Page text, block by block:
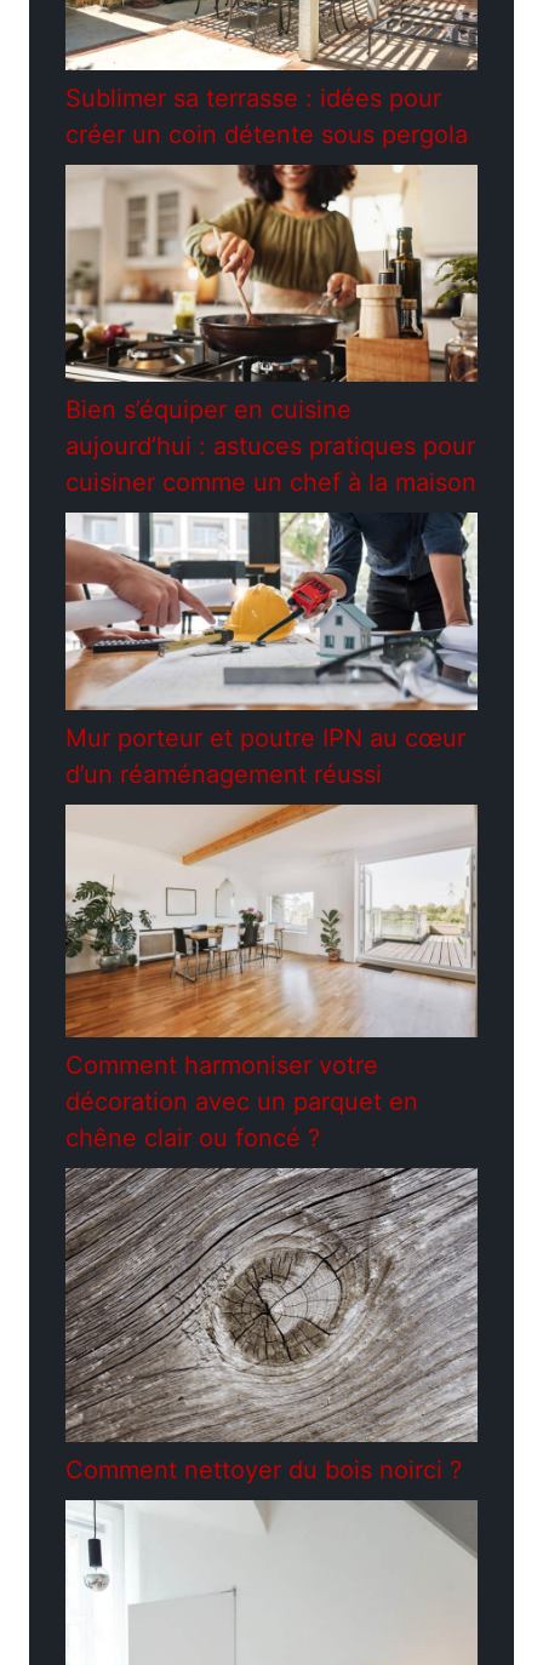
Sublimer sa terrasse : idées pour
créer un coin détente sous pergola
Bien s’équiper en cuisine
aujourd’hui : astuces pratiques pour
cuisiner comme un chef à la maison
Mur porteur et poutre IPN au cœur
d’un réaménagement réussi
Comment harmoniser votre
décoration avec un parquet en
chêne clair ou foncé ?
Comment nettoyer du bois noirci ?